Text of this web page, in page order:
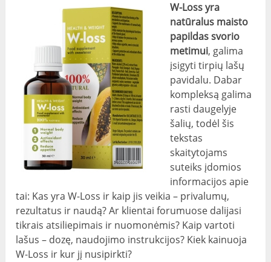
W-Loss yra
natūralus maisto
papildas svorio
metimui, galima
įsigyti tirpių lašų
pavidalu. Dabar
kompleksą galima
rasti daugelyje
šalių, todėl šis
tekstas
skaitytojams
suteiks įdomios
informacijos apie
tai: Kas yra W-Loss ir kaip jis veikia – privalumų,
rezultatus ir naudą? Ar klientai forumuose dalijasi
tikrais atsiliepimais ir nuomonėmis? Kaip vartoti
lašus – dozę, naudojimo instrukcijos? Kiek kainuoja
W-Loss ir kur jį nusipirkti?